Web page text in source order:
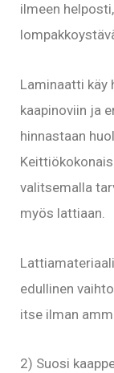
ilmeen
Laminaatti käy
kaapinoviin ja
hinnastaan
valitsemalla
myös lattiaan.
edullinen
itse ilman
2) Suosi